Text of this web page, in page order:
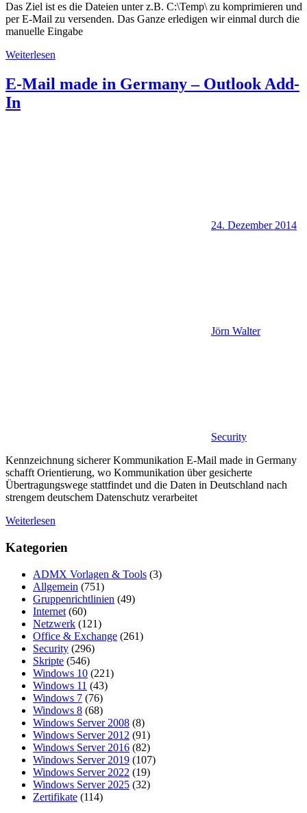
Das Ziel ist es die Dateien unter z.B. C:\Temp\ zu komprimieren und
per E-Mail zu versenden. Das Ganze erledigen wir einmal durch die
manuelle Eingabe
Weiterlesen
E-Mail made in Germany – Outlook Add-
In
24. Dezember 2014
Jörn Walter
Security
Kennzeichnung sicherer Kommunikation E-Mail made in Germany
schafft Orientierung, wo Kommunikation über gesicherte
Übertragungswege stattfindet und die Daten in Deutschland nach
strengem deutschem Datenschutz verarbeitet
Weiterlesen
Kategorien
ADMX Vorlagen & Tools (3)
Allgemein (751)
Gruppenrichtlinien (49)
Internet (60)
Netzwerk (121)
Office & Exchange (261)
Security (296)
Skripte (546)
Windows 10 (221)
Windows 11 (43)
Windows 7 (76)
Windows 8 (68)
Windows Server 2008 (8)
Windows Server 2012 (91)
Windows Server 2016 (82)
Windows Server 2019 (107)
Windows Server 2022 (19)
Windows Server 2025 (32)
Zertifikate (114)